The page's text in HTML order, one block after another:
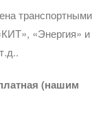
транспортными
«Энергия» и
(нашим